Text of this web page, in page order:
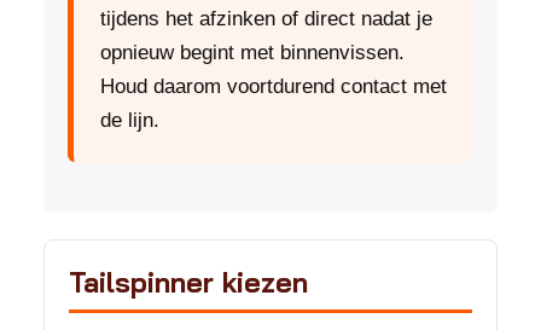
tijdens het afzinken of direct nadat je
opnieuw begint met binnenvissen.
Houd daarom voortdurend contact met
de lijn.
Tailspinner kiezen